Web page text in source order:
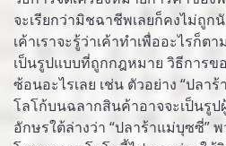
จะเรียกว่ามิชฉาชีพเลยก็คงไม่ถูก
เค้าเราจะรู้ว่าเค้าทำเพื่ออะไรก็ต
เป็นรูปแบบที่ถูกกฎหมาย วิธีการ
ซ้อนอะไรเลย เช่น ตัวอย่าง “ปลา
โลโก้บนฉลากสินค้าอาจจะเป็นรู
อักษรใต้ล่างว่า “ปลาร้าแม่บุซซี่”